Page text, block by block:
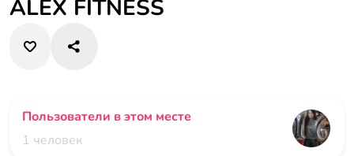
ALEX FITNESS
Пользователи в этом месте
1 человек